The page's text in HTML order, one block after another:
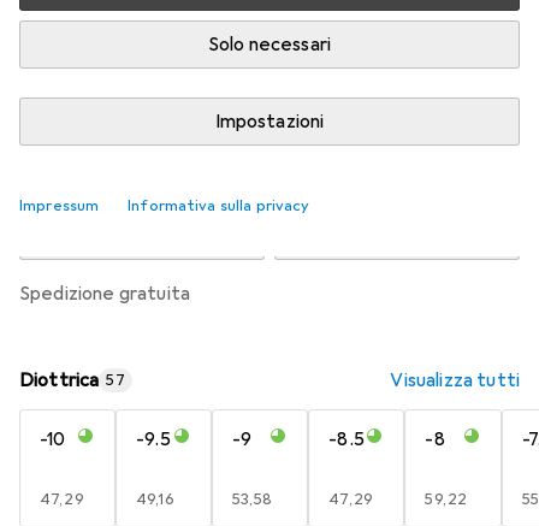
Solo necessari
Impostazioni
Impressum Informativa sulla privacy
Consegna tra ven, 14/8 e mar, 18/8
Più di 10 pezzi in stock presso il fornitore
spedizione gratuita
Diottrica 57 Visualizza tutti
-10
EUR
47,29
-9.5
EUR
49,16
-9
EUR
53,58
-8.5
EUR
47,29
-8
EUR
59,22
-